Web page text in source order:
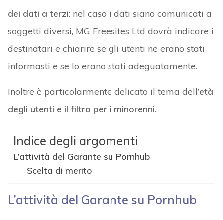
dei dati a terzi: nel caso i dati siano comunicati a
soggetti diversi, MG Freesites Ltd dovrà indicare i
destinatari e chiarire se gli utenti ne erano stati
informasti e se lo erano stati adeguatamente.
Inoltre è particolarmente delicato il tema dell’età
degli utenti e il filtro per i minorenni.
Indice degli argomenti
L’attività del Garante su Pornhub
Scelta di merito
L’attività del Garante su Pornhub